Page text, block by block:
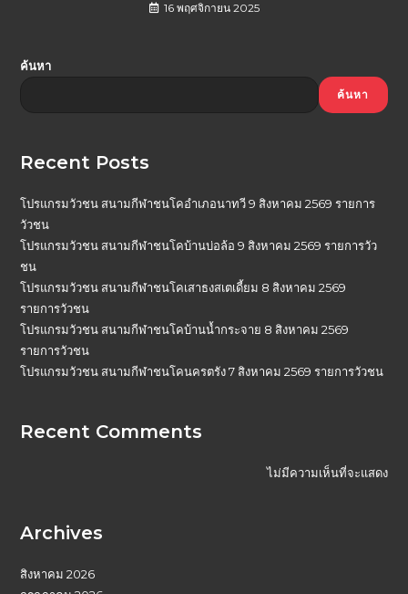
16 พฤศจิกายน 2025
ค้นหา
ค้นหา
Recent Posts
โปรแกรมวัวชน สนามกีฬาชนโคอำเภอนาทวี 9 สิงหาคม 2569 รายการ
วัวชน
โปรแกรมวัวชน สนามกีฬาชนโคบ้านบ่อล้อ 9 สิงหาคม 2569 รายการวัว
ชน
โปรแกรมวัวชน สนามกีฬาชนโคเสาธงสเตเดี้ยม 8 สิงหาคม 2569
รายการวัวชน
โปรแกรมวัวชน สนามกีฬาชนโคบ้านน้ำกระจาย 8 สิงหาคม 2569
รายการวัวชน
โปรแกรมวัวชน สนามกีฬาชนโคนครตรัง 7 สิงหาคม 2569 รายการวัวชน
Recent Comments
ไม่มีความเห็นที่จะแสดง
Archives
สิงหาคม 2026